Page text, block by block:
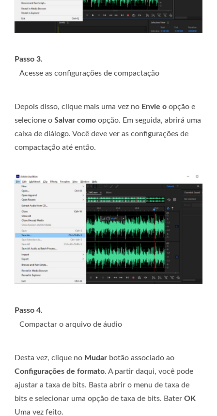
Passo 3.
Acesse as configurações de compactação
Depois disso, clique mais uma vez no Envie o opção e
selecione o Salvar como opção. Em seguida, abrirá uma
caixa de diálogo. Você deve ver as configurações de
compactação até então.
Passo 4.
Compactar o arquivo de áudio
Desta vez, clique no Mudar botão associado ao
Configurações de formato. A partir daqui, você pode
ajustar a taxa de bits. Basta abrir o menu de taxa de
bits e selecionar uma opção de taxa de bits. Bater OK
Uma vez feito.